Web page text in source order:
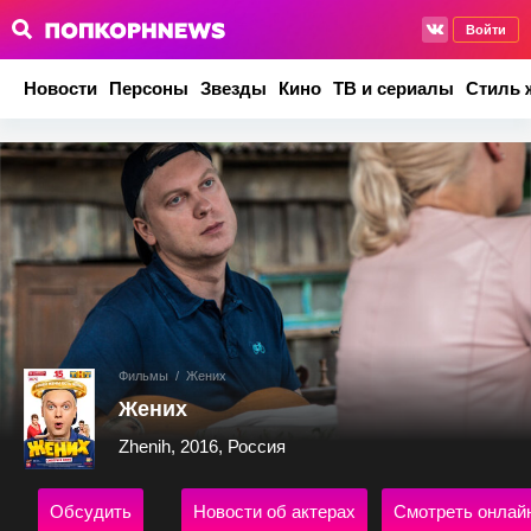
Войти
Новости Персоны Звезды Кино ТВ и сериалы Стиль
Фильмы / Жених
Жених
Zhenih, 2016, Россия
Обсудить Новости об актерах Смотреть